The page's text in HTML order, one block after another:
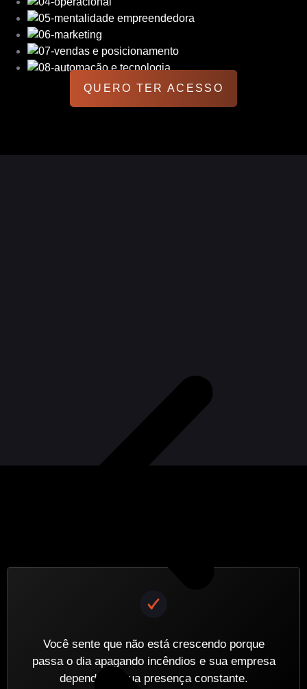
QUERO TER ACESSO
Você sente que não está crescendo porque
passa o dia apagando incêndios e sua empresa
depende da sua presença constante.